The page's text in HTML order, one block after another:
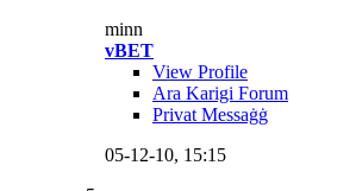
minn
vBET
View Profile
Ara Karigi Forum
Privat Messaġġ
05-12-10, 15:15